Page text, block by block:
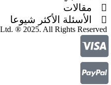
مقالات
الأسئلة الأكثر شيوعا
® 2025. All Rights Reserved.